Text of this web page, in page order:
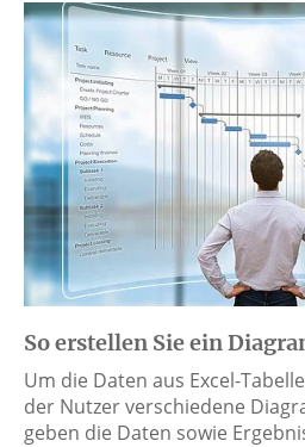
So erstellen Sie ein
Um die Daten aus Excel-
der Nutzer verschiedene
geben die Daten sowie